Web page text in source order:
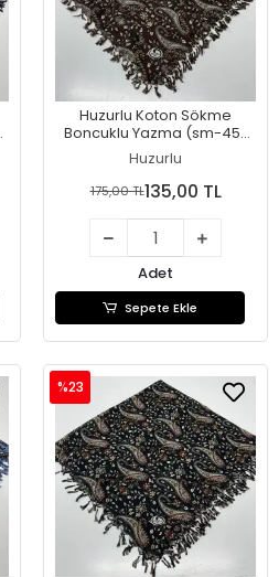
Huzurlu Koton Sökme
Boncuklu Yazma (sm-45-
08)
Huzurlu
175,00 TL135,00 TL
Adet
Sepete Ekle
%23